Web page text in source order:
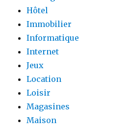
Hôtel
Immobilier
Informatique
Internet
Jeux
Location
Loisir
Magasines
Maison